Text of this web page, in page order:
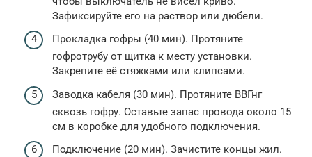
Зафиксируйте его на раствор или дюбели.
Прокладка гофры (40 мин). Протяните
гофротрубу от щитка к месту установки.
Закрепите её стяжками или клипсами.
Заводка кабеля (30 мин). Протяните ВВГнг
сквозь гофру. Оставьте запас провода около 15
см в коробке для удобного подключения.
Подключение (20 мин). Зачистите концы жил.